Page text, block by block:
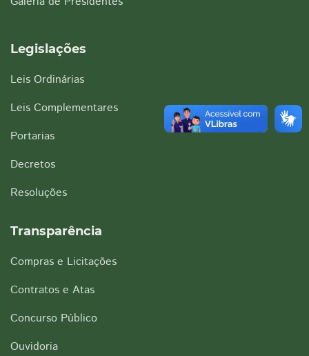
Legislações
Leis Ordinárias
Leis Complementares
Portarias
Decretos
Resoluções
Transparência
Compras e Licitações
Contratos e Atas
Concurso Público
Ouvidoria